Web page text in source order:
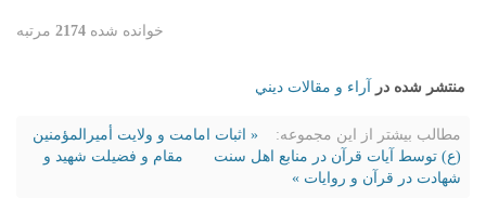
خوانده شده 2174 مرتبه
منتشر شده در آراء و مقالات ديني
مطالب بیشتر از این مجموعه:
« اثبات امامت و ولایت أمیرالمؤمنین
(ع) توسط آیات قرآن در منابع اهل سنت
مقام و فضیلت شهید و
شهادت در قرآن و روایات »